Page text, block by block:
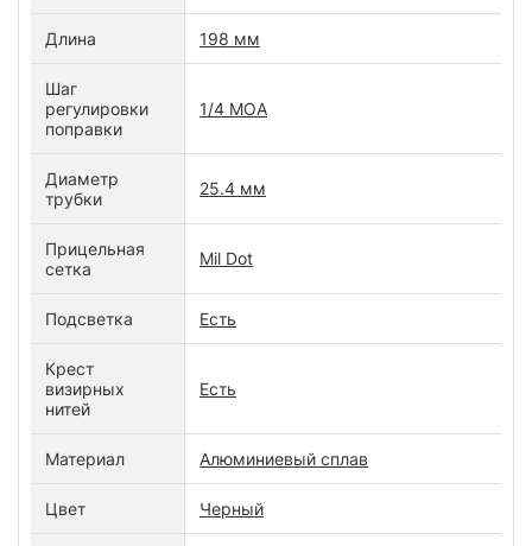
Длина 198 мм
Шаг
регулировки
поправки
1/4 MOA
Диаметр
трубки
25.4 мм
Прицельная
сетка
Mil Dot
Подсветка Есть
Крест
визирных
нитей
Есть
Материал Алюминиевый сплав
Цвет Черный